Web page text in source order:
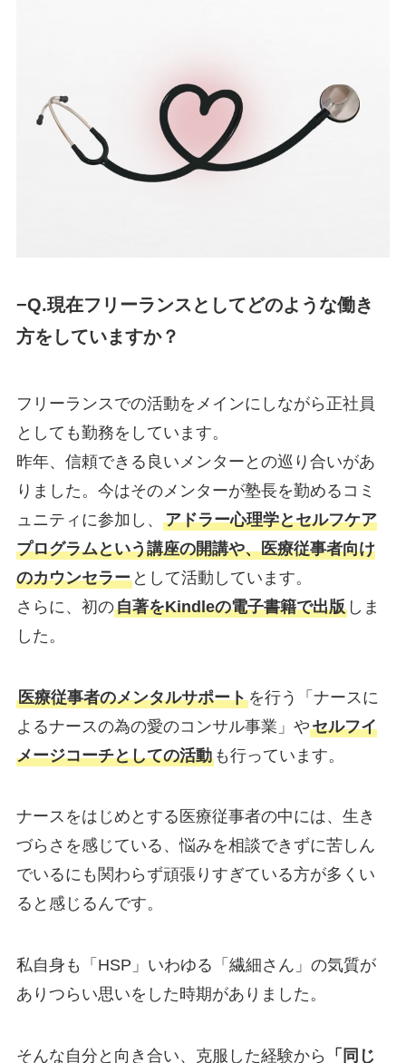
−Q.現在フリーランスとしてどのような働き
方をしていますか？
フリーランスでの活動をメインにしながら正社員
としても勤務をしています。
昨年、信頼できる良いメンターとの巡り合いがあ
りました。今はそのメンターが塾長を勤めるコミ
ュニティに参加し、 アドラー心理学とセルフケア
プログラムという講座の開講や、医療従事者向け
のカウンセラーとして活動しています。
さらに、初の自著をKindleの電子書籍で出版しま
した。
医療従事者のメンタルサポートを行う「ナースに
よるナースの為の愛のコンサル事業」やセルフイ
メージコーチとしての活動も行っています。
ナースをはじめとする医療従事者の中には、生き
づらさを感じている、悩みを相談できずに苦しん
でいるにも関わらず頑張りすぎている方が多くい
ると感じるんです。
私自身も「HSP」いわゆる「繊細さん」の気質が
ありつらい思いをした時期がありました。
そんな自分と向き合い、克服した経験から
「同じ